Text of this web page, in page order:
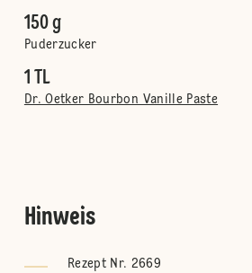
150 g
Puderzucker
1 TL
Dr. Oetker Bourbon Vanille Paste
Hinweis
Rezept Nr. 2669